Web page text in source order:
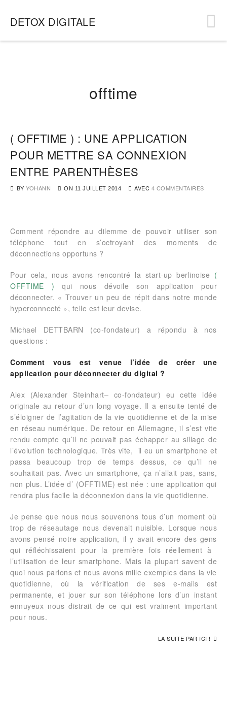
DETOX DIGITALE
offtime
( OFFTIME ) : UNE APPLICATION
POUR METTRE SA CONNEXION
ENTRE PARENTHÈSES
BY YOHANN ON 11 JUILLET 2014 AVEC 4 COMMENTAIRES
Comment répondre au dilemme de pouvoir utiliser son
téléphone tout en s’octroyant des moments de
déconnections opportuns ?
Pour cela, nous avons rencontré la start-up berlinoise (
OFFTIME ) qui nous dévoile son application pour
déconnecter. « Trouver un peu de répit dans notre monde
hyperconnecté », telle est leur devise.
Michael DETTBARN (co-fondateur) a répondu à nos
questions :
Comment vous est venue l’idée de créer une
application pour déconnecter du digital ?
Alex (Alexander Steinhart– co-fondateur) eu cette idée
originale au retour d’un long voyage. Il a ensuite tenté de
s’éloigner de l’agitation de la vie quotidienne et de la mise
en réseau numérique. De retour en Allemagne, il s’est vite
rendu compte qu’il ne pouvait pas échapper au sillage de
l’évolution technologique. Très vite, il eu un smartphone et
passa beaucoup trop de temps dessus, ce qu’il ne
souhaitait pas. Avec un smartphone, ça n’allait pas, sans,
non plus. L’idée d’ (OFFTIME) est née : une application qui
rendra plus facile la déconnexion dans la vie quotidienne.
Je pense que nous nous souvenons tous d’un moment où
trop de réseautage nous devenait nuisible. Lorsque nous
avons pensé notre application, il y avait encore des gens
qui réfléchissaient pour la première fois réellement à ​​
l’utilisation de leur smartphone. Mais la plupart savent de
quoi nous parlons et nous avons mille exemples dans la vie
quotidienne, où la vérification de ses e-mails est
permanente, et jouer sur son téléphone lors d’un instant
ennuyeux nous distrait de ce qui est vraiment important
pour nous.
LA SUITE PAR ICI !